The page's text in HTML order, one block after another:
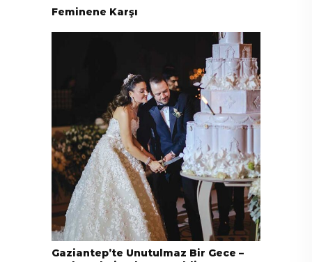
Feminene Karşı
Gaziantep’te Unutulmaz Bir Gece –